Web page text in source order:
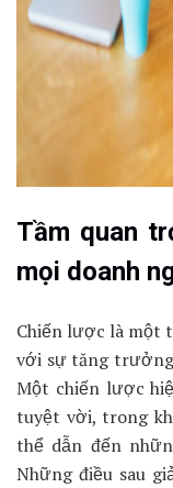
Tầm quan
mọi doanh
Chiến lược là một
với sự tăng
Một chiến lược
tuyệt vời, trong
thể dẫn đến
Những điều sau